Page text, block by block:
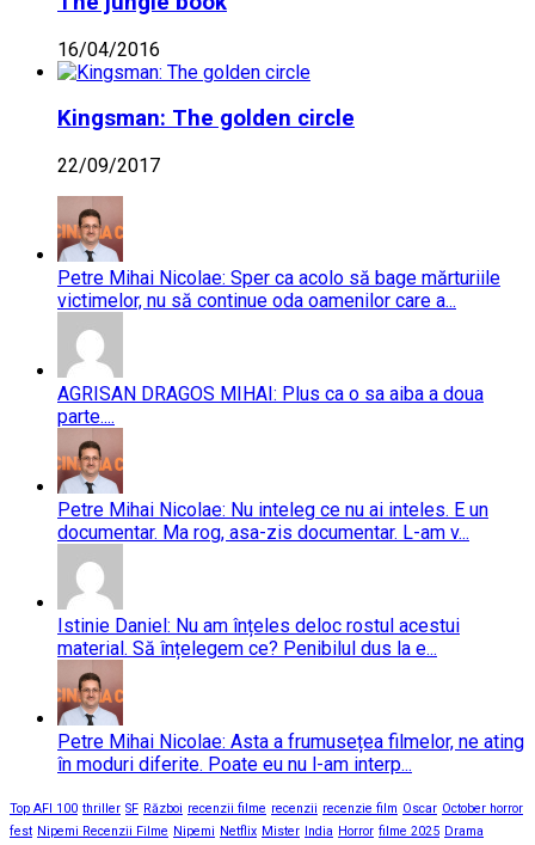
16/04/2016
Kingsman: The golden circle
22/09/2017
Petre Mihai Nicolae: Sper ca acolo să bage mărturiile
victimelor, nu să continue oda oamenilor care a...
AGRISAN DRAGOS MIHAI: Plus ca o sa aiba a doua
parte....
Petre Mihai Nicolae: Nu inteleg ce nu ai inteles. E un
documentar. Ma rog, asa-zis documentar. L-am v...
Istinie Daniel: Nu am înțeles deloc rostul acestui
material. Să înțelegem ce? Penibilul dus la e...
Petre Mihai Nicolae: Asta a frumusețea filmelor, ne ating
în moduri diferite. Poate eu nu l-am interp...
Top AFI 100 thriller SF Război recenzii filme recenzii recenzie film Oscar October horror
fest Nipemi Recenzii Filme Nipemi Netflix Mister India Horror filme 2025 Drama